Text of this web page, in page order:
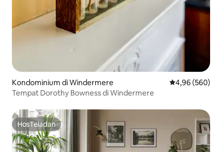
Kondominium di Windermere Nilai rata-rata
4,96 (560)
Tempat Dorothy Bowness di Windermere
HosTeladan
HosTeladan